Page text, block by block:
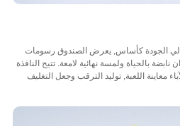
كأساس, يعرض الصندوق رسومات
ولمسة نهائية لامعة. تتيح النافذة
اللعبة, توليد الترقب وجعل التغليف